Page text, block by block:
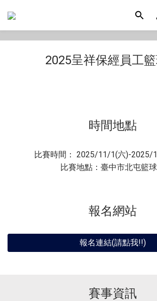
2025呈祥保經員工
時間地點
比賽時間： 2025/11/1(六)-2025/
比賽地點：臺中市北屯籃
報名網站
報名連結(請點我!!)
賽事資訊